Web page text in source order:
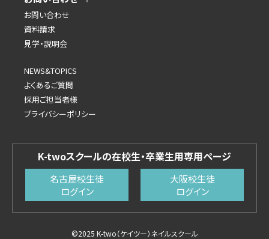
お問い合わせ
資料請求
見学・説明会
NEWS&TOPICS
よくあるご質問
採用ご担当者様
プライバシーポリシー
K-twoスクールの在校生・卒業生用専用ページ
名古屋校生徒
ログイン
大阪校生徒
ログイン
©2025 K-two（ケイツー）ネイルスクール